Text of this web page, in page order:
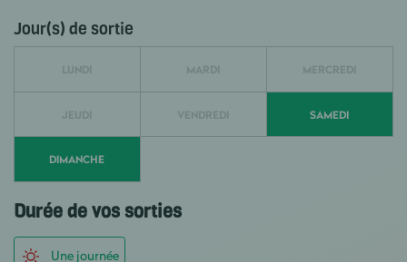
Jour(s) de sortie
LUNDI MARDI MERCREDI
JEUDI VENDREDI SAMEDI
DIMANCHE
Durée de vos sorties
Une journée